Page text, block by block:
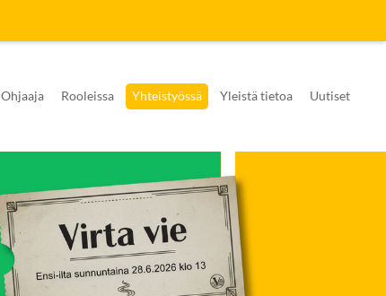
Ohjaaja Rooleissa Yhteistyössä Yleistä tietoa Uutiset